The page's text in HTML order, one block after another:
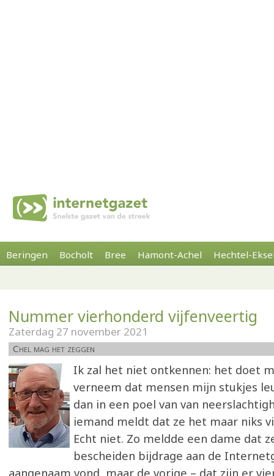
Beringen Bocholt Bree Hamont-Achel Hechtel-
Nummer vierhonderd vijfenveertig
Zaterdag 27 november 2021
Chel mag het zeggen
Ik zal het niet ontkennen: het doet
verneem dat mensen mijn stukjes
dan in een poel van van
iemand meldt dat ze het maar niks
Echt niet. Zo meldde een dame dat
bescheiden bijdrage aan de
aangenaam vond, maar de vorige – dat zijn er